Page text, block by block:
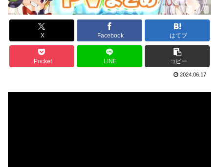
X Facebook はてブ
Pocket LINE コピー
2024.06.17